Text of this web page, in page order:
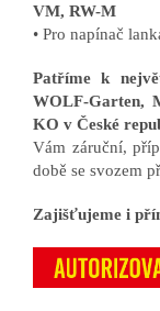
VM, RW-M
• Pro napínač
Patříme k
WOLF-Garten,
KO v České
Vám záruční,
době se svozem
Zajišťujeme i